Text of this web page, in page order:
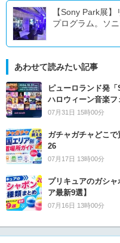
【Sony Park展
プログラム。ソ
あわせて読みたい記事
ピューロランド発
ハロウィーン音楽フ
07月31日 15時00分
ガチャガチャどこ
26
07月17日 13時00分
プリキュアのガシ
ア最新9選】
07月16日 13時00分